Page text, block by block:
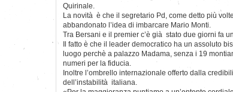
Quirinale.
La novità è che il segretario Pd, come detto più
abbandonato l’idea di imbarcare Mario Monti.
Tra Bersani e il premier c’è già stato due giorni fa
Il fatto è che il leader democratico ha un assoluto
luogo perchè a palazzo Madama, senza i 19
numeri per la fiducia.
Inoltre l’ombrello internazionale offerto dalla
dell’instabilità italiana.